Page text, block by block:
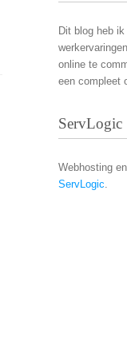
Dit blog heb
online te
een compleet
ServLogic
Webhosting
ServLogic.